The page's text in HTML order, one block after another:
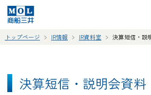
トップページ IR情報 IR資料室 決算短信・説
決算短信・説明会資料